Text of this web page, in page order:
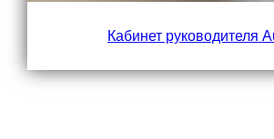
Кабинет руководителя